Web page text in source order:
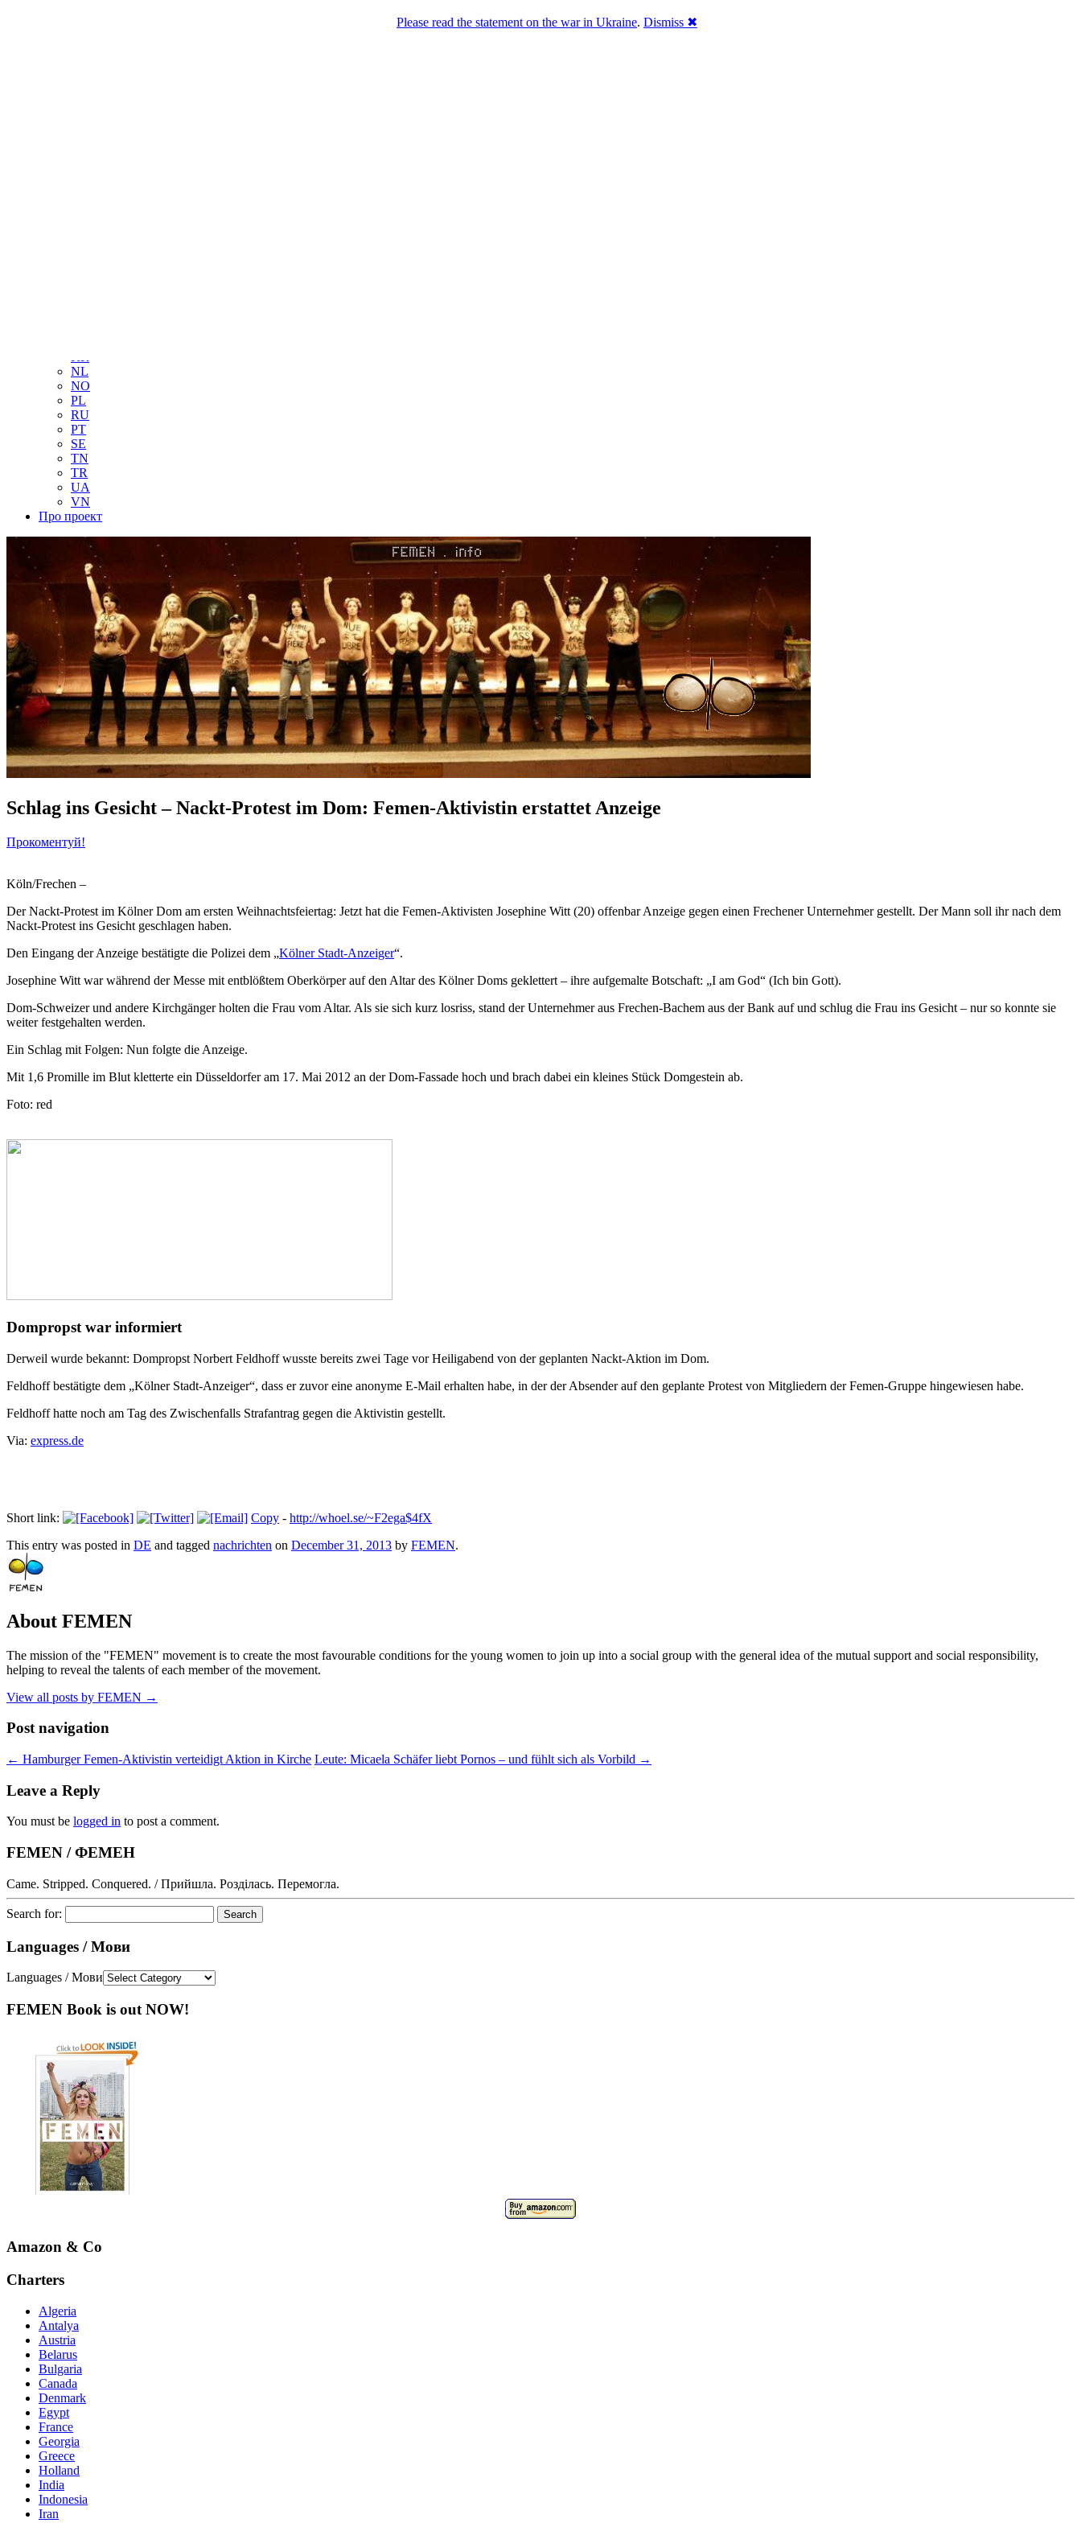
KR
NL
NO
PL
RU
PT
SE
TN
TR
UA
VN
Про проект
Schlag ins Gesicht – Nackt-Protest im Dom: Femen-Aktivistin erstattet Anzeige
Прокоментуй!
Köln/Frechen –
Der Nackt-Protest im Kölner Dom am ersten Weihnachtsfeiertag: Jetzt hat die Femen-Aktivisten Josephine Witt (20) offenbar Anzeige gegen einen Frechener Unternehmer gestellt. Der Mann soll ihr nach dem
Nackt-Protest ins Gesicht geschlagen haben.
Den Eingang der Anzeige bestätigte die Polizei dem „Kölner Stadt-Anzeiger“.
Josephine Witt war während der Messe mit entblößtem Oberkörper auf den Altar des Kölner Doms geklettert – ihre aufgemalte Botschaft: „I am God“ (Ich bin Gott).
Dom-Schweizer und andere Kirchgänger holten die Frau vom Altar. Als sie sich kurz losriss, stand der Unternehmer aus Frechen-Bachem aus der Bank auf und schlug die Frau ins Gesicht – nur so konnte sie
weiter festgehalten werden.
Ein Schlag mit Folgen: Nun folgte die Anzeige.
Mit 1,6 Promille im Blut kletterte ein Düsseldorfer am 17. Mai 2012 an der Dom-Fassade hoch und brach dabei ein kleines Stück Domgestein ab.
Foto: red
Dompropst war informiert
Derweil wurde bekannt: Dompropst Norbert Feldhoff wusste bereits zwei Tage vor Heiligabend von der geplanten Nackt-Aktion im Dom.
Feldhoff bestätigte dem „Kölner Stadt-Anzeiger“, dass er zuvor eine anonyme E-Mail erhalten habe, in der der Absender auf den geplante Protest von Mitgliedern der Femen-Gruppe hingewiesen habe.
Feldhoff hatte noch am Tag des Zwischenfalls Strafantrag gegen die Aktivistin gestellt.
Via: express.de
Short link: Copy - http://whoel.se/~F2ega$4fX
This entry was posted in DE and tagged nachrichten on December 31, 2013 by FEMEN.
About FEMEN
The mission of the "FEMEN" movement is to create the most favourable conditions for the young women to join up into a social group with the general idea of the mutual support and social responsibility,
helping to reveal the talents of each member of the movement.
View all posts by FEMEN →
Post navigation
← Hamburger Femen-Aktivistin verteidigt Aktion in Kirche Leute: Micaela Schäfer liebt Pornos – und fühlt sich als Vorbild →
Leave a Reply
You must be logged in to post a comment.
FEMEN / ФЕМЕН
Came. Stripped. Conquered. / Прийшла. Розділась. Перемогла.
Search for:
Languages / Мови
Languages / Мови
FEMEN Book is out NOW!
Amazon & Co
Charters
Algeria
Antalya
Austria
Belarus
Bulgaria
Canada
Denmark
Egypt
France
Georgia
Greece
Holland
India
Indonesia
Iran
Please read the statement on the war in Ukraine. Dismiss ✖